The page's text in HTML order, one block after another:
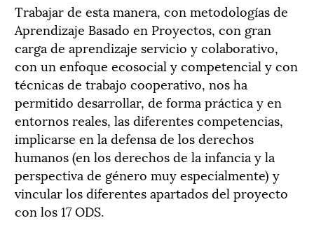
Trabajar de esta manera, con metodologías de
Aprendizaje Basado en Proyectos, con gran
carga de aprendizaje servicio y colaborativo,
con un enfoque ecosocial y competencial y con
técnicas de trabajo cooperativo, nos ha
permitido desarrollar, de forma práctica y en
entornos reales, las diferentes competencias,
implicarse en la defensa de los derechos
humanos (en los derechos de la infancia y la
perspectiva de género muy especialmente) y
vincular los diferentes apartados del proyecto
con los 17 ODS.